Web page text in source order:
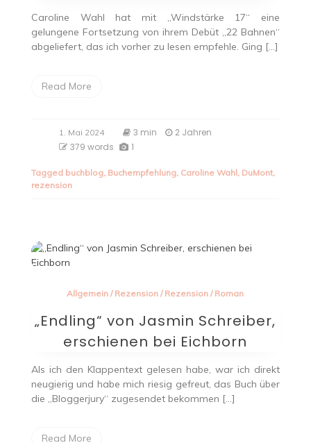
Caroline Wahl hat mit „Windstärke 17“ eine
gelungene Fortsetzung von ihrem Debüt „22 Bahnen“
abgeliefert, das ich vorher zu lesen empfehle. Ging […]
Read More
1. Mai 2024 3 min
2 Jahren
379 words
1
Tagged buchblog, Buchempfehlung, Caroline Wahl, DuMont,
rezension
Allgemein / Rezension / Rezension / Roman
„Endling“ von Jasmin Schreiber,
erschienen bei Eichborn
Als ich den Klappentext gelesen habe, war ich direkt
neugierig und habe mich riesig gefreut, das Buch über
die „Bloggerjury“ zugesendet bekommen […]
Read More